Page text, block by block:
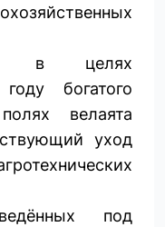
в целях
богатого
велаята
уход
под